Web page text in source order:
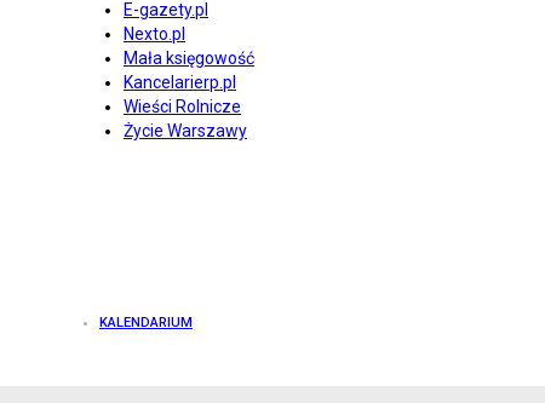
E-gazety.pl
Nexto.pl
Mała księgowość
Kancelarierp.pl
Wieści Rolnicze
Życie Warszawy
KALENDARIUM